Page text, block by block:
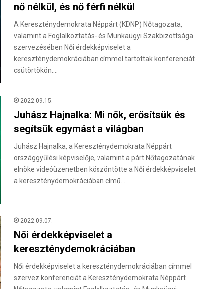
nő nélkül, és nő férfi nélkül
A Kereszténydemokrata Néppárt (KDNP) Nőtagozata,
valamint a Foglalkoztatás- és Munkaügyi Szakbizottsága
szervezésében Női érdekképviselet a
kereszténydemokráciában címmel tartottak konferenciát
csütörtökön.…
2022.09.15.
Juhász Hajnalka: Mi nők, erősítsük és
segítsük egymást a világban
Juhász Hajnalka, a Kereszténydemokrata Néppárt
országgyűlési képviselője, valamint a párt Nőtagozatának
elnöke videóüzenetben köszöntötte a Női érdekképviselet
a kereszténydemokráciában című…
2022.09.07.
Női érdekképviselet a
kereszténydemokráciában
Női érdekképviselet a kereszténydemokráciában címmel
szervez konferenciát a Kereszténydemokrata Néppárt